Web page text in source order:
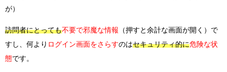
が）
訪問者にとっても不要で邪魔な情報 （押すと余計な画面が開く）で
すし、何より ログイン画面をさらすのはセキュリティ的に危険な状
態です。